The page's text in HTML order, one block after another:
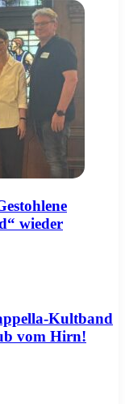
wieder
Kultband
vom Hirn!